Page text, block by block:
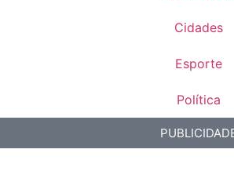
Cidades
Esporte
Política